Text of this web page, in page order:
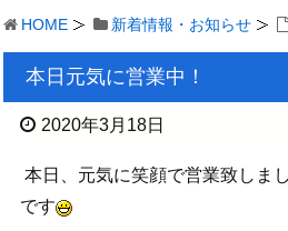
HOME 新着情報・お知らせ
本日元気に営業中！
2020年3月18日
本日、元気に笑顔で営業致しま
です